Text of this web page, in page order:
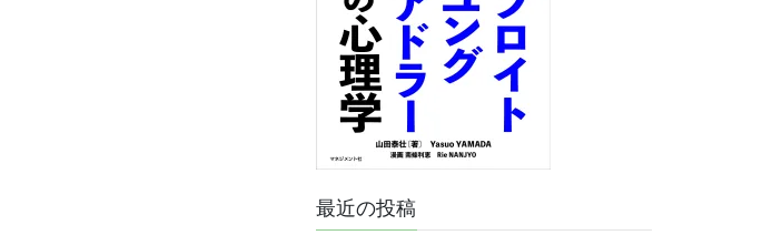
最近の投稿